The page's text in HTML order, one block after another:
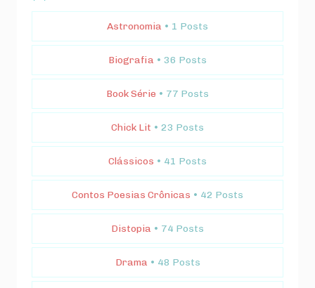
Astronomia • 1 Posts
Biografia • 36 Posts
Book Série • 77 Posts
Chick Lit • 23 Posts
Clássicos • 41 Posts
Contos Poesias Crônicas • 42 Posts
Distopia • 74 Posts
Drama • 48 Posts